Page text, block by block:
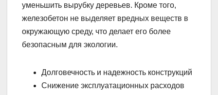
уменьшить вырубку деревьев. Кроме того,
железобетон не выделяет вредных веществ в
окружающую среду, что делает его более
безопасным для экологии.
Долговечность и надежность конструкций
Снижение эксплуатационных расходов